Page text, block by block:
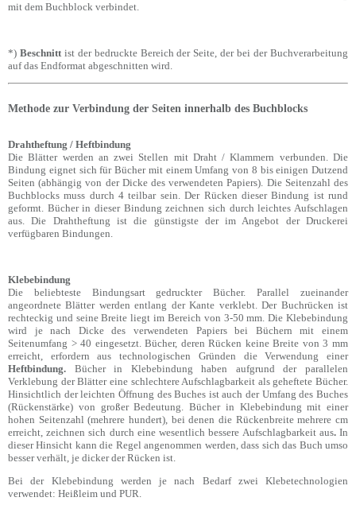
mit dem Buchblock verbindet.
*) Beschnitt ist der bedruckte Bereich der Seite, der bei der Buchverarbeitung
auf das Endformat abgeschnitten wird.
Methode zur Verbindung der Seiten innerhalb des Buchblocks
Drahtheftung / Heftbindung
Die Blätter werden an zwei Stellen mit Draht / Klammern verbunden. Die
Bindung eignet sich für Bücher mit einem Umfang von 8 bis einigen Dutzend
Seiten (abhängig von der Dicke des verwendeten Papiers). Die Seitenzahl des
Buchblocks muss durch 4 teilbar sein. Der Rücken dieser Bindung ist rund
geformt. Bücher in dieser Bindung zeichnen sich durch leichtes Aufschlagen
aus. Die Drahtheftung ist die günstigste der im Angebot der Druckerei
verfügbaren Bindungen.
Klebebindung
Die beliebteste Bindungsart gedruckter Bücher. Parallel zueinander
angeordnete Blätter werden entlang der Kante verklebt. Der Buchrücken ist
rechteckig und seine Breite liegt im Bereich von 3-50 mm. Die Klebebindung
wird je nach Dicke des verwendeten Papiers bei Büchern mit einem
Seitenumfang > 40 eingesetzt. Bücher, deren Rücken keine Breite von 3 mm
erreicht, erfordern aus technologischen Gründen die Verwendung einer
Heftbindung. Bücher in Klebebindung haben aufgrund der parallelen
Verklebung der Blätter eine schlechtere Aufschlagbarkeit als geheftete Bücher.
Hinsichtlich der leichten Öffnung des Buches ist auch der Umfang des Buches
(Rückenstärke) von großer Bedeutung. Bücher in Klebebindung mit einer
hohen Seitenzahl (mehrere hundert), bei denen die Rückenbreite mehrere cm
erreicht, zeichnen sich durch eine wesentlich bessere Aufschlagbarkeit aus.In
dieser Hinsicht kann die Regel angenommen werden, dass sich das Buch umso
besser verhält, je dicker der Rücken ist.
Bei der Klebebindung werden je nach Bedarf zwei Klebetechnologien
verwendet: Heißleim und PUR.